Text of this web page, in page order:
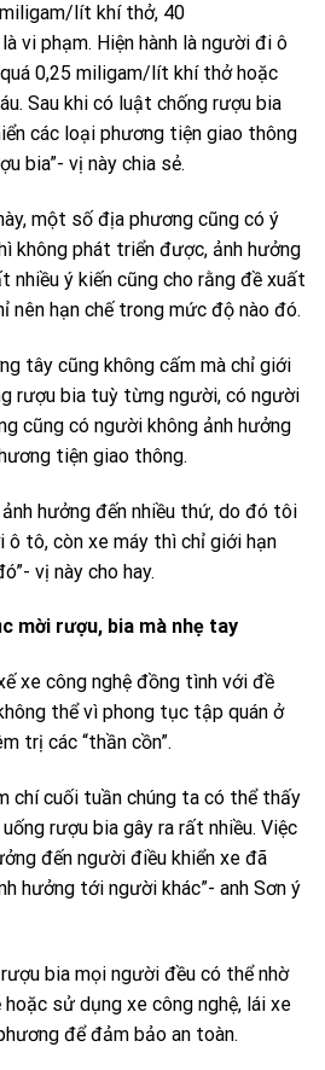
lít khí thở, 40
vi phạm. Hiện hành là người đi ô
0,25 miligam/lít khí thở hoặc
Sau khi có luật chống rượu bia
các loại phương tiện giao thông
bia”- vị này chia sẻ.
một số địa phương cũng có ý
không phát triển được, ảnh hưởng
nhiều ý kiến cũng cho rằng đề xuất
nên hạn chế trong mức độ nào đó.
tây cũng không cấm mà chỉ giới
rượu bia tuỳ từng người, có người
cũng có người không ảnh hưởng
tiện giao thông.
hưởng đến nhiều thứ, do đó tôi
ô tô, còn xe máy thì chỉ giới hạn
vị này cho hay.
mời rượu, bia mà nhẹ tay
xe công nghệ đồng tình với đề
thể vì phong tục tập quán ở
trị các “thần cồn”.
chí cuối tuần chúng ta có thể thấy
rượu bia gây ra rất nhiều. Việc
đến người điều khiển xe đã
hưởng tới người khác”- anh Sơn ý
bia mọi người đều có thể nhờ
sử dụng xe công nghệ, lái xe
để đảm bảo an toàn.